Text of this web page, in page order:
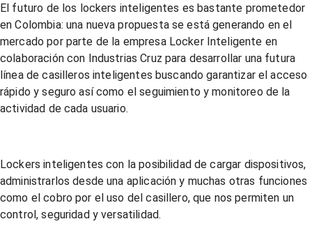
El futuro de los lockers inteligentes es bastante prometedor
en Colombia: una nueva propuesta se está generando en el
mercado por parte de la empresa Locker Inteligente en
colaboración con Industrias Cruz para desarrollar una futura
línea de casilleros inteligentes buscando garantizar el acceso
rápido y seguro así como el seguimiento y monitoreo de la
actividad de cada usuario.
Lockers inteligentes con la posibilidad de cargar dispositivos,
administrarlos desde una aplicación y muchas otras funciones
como el cobro por el uso del casillero, que nos permiten un
control, seguridad y versatilidad.